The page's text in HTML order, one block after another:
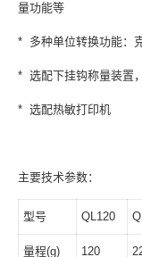
量功能等
* 多种单位转换功能：
* 选配下挂钩称量装置
* 选配热敏打印机
主要技术参数：
型号 QL120
量程(g) 120